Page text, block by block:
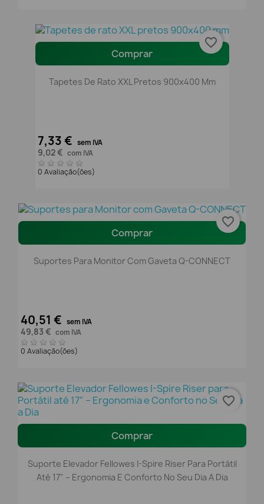
Comprar
Tapetes De Rato XXL Pretos 900x400 Mm
7,33 € sem IVA
9,02 € com IVA
0 Avaliação(ões)
favorite_border
Comprar
Suportes Para Monitor Com Gaveta Q-CONNECT
40,51 € sem IVA
49,83 € com IVA
0 Avaliação(ões)
favorite_border
Comprar
Suporte Elevador Fellowes I-Spire Riser Para Portátil
Até 17" – Ergonomia E Conforto No Seu Dia A Dia
favorite_border